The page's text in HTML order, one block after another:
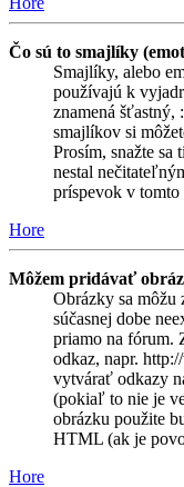
Čo sú to smajlíky
Smajlíky, alebo
používajú k
znamená šťastný,
smajlíkov si
Prosím, snažte
nestal
príspevok v tomto
Hore
Môžem pridávať
Obrázky sa môžu
súčasnej dobe
priamo na fórum.
odkaz, napr.
vytvárať odkazy
(pokiaľ to nie je
obrázku použite
HTML (ak je
Hore